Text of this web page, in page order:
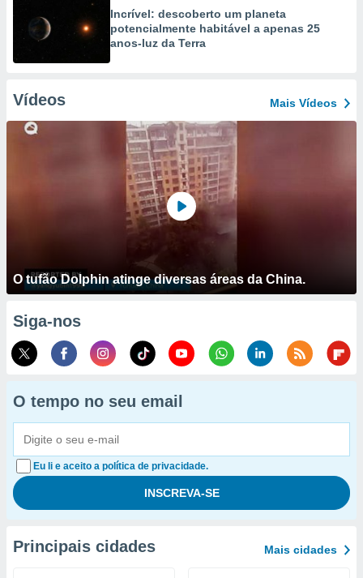
Incrível: descoberto um planeta
potencialmente habitável a apenas 25
anos-luz da Terra
Vídeos Mais Vídeos
O tufão Dolphin atinge diversas áreas da China.
Siga-nos
O tempo no seu email
Eu li e aceito a política de privacidade.
Principais cidades Mais cidades